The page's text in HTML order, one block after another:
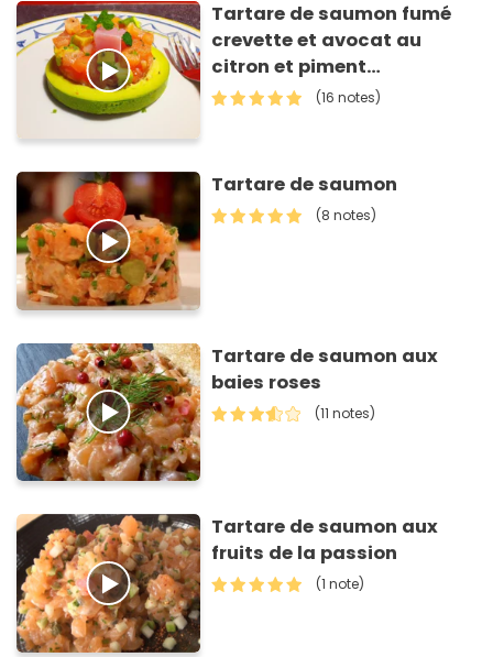
Tartare de saumon fumé
crevette et avocat au
citron et piment
d'Espelette(16 notes)
Tartare de saumon
(8 notes)
Tartare de saumon aux
baies roses
(11 notes)
Tartare de saumon aux
fruits de la passion
(1 note)